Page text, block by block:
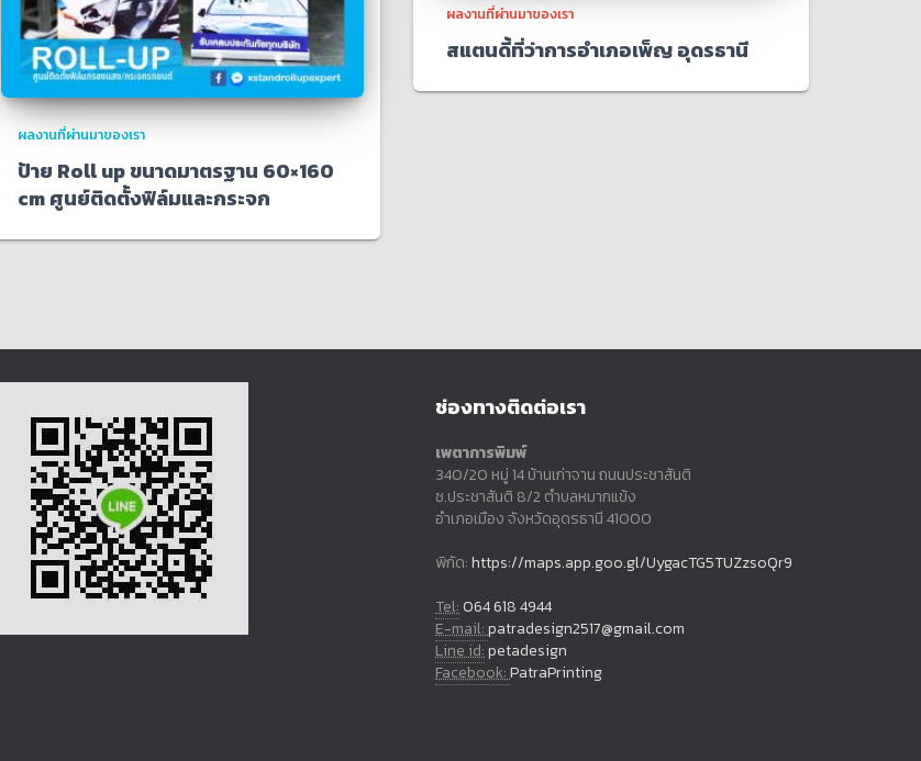
ผลงานที่ผ่านมาของเรา
ป้าย Roll up ขนาดมาตรฐาน 60×160
cm ศูนย์ติดตั้งฟิล์มและกระจก
ผลงานที่ผ่านมาของเรา
สแตนดี้ที่ว่าการอำเภอเพ็ญ อุดรธานี
ช่องทางติดต่อเรา
เพตาการพิมพ์
340/20 หมู่ 14 บ้านเก่าจาน ถนนประชาสันติ
ซ.ประชาสันติ 8/2 ตำบลหมากแข้ง
อำเภอเมือง จังหวัดอุดรธานี 41000
พิกัด:https://maps.app.goo.gl/UygacTG5TUZzsoQr9
Tel:064 618 4944
E-mail:patradesign2517@gmail.com
Line id:petadesign
Facebook:PatraPrinting